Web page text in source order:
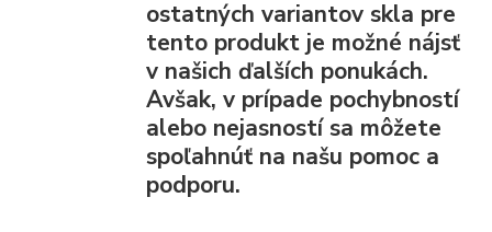
ostatných variantov skla pre
tento produkt je možné nájsť
v našich ďalších ponukách.
Avšak, v prípade pochybností
alebo nejasností sa môžete
spoľahnúť na našu pomoc a
podporu.